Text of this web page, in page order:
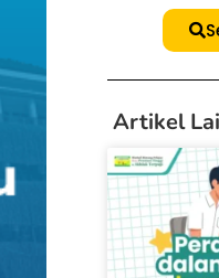
Artikel